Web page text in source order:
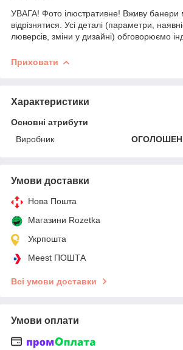
УВАГА! Фото ілюстративне! Вживу банери
відрізнятися. Усі деталі (параметри,
люверсів, зміни у дизайні) обговорюємо
Приховати
Характеристики
Основні атрибути
Виробник
Умови доставки
Нова Пошта
Магазини Rozetka
Укрпошта
Meest ПОШТА
Всі умови доставки
Умови оплати